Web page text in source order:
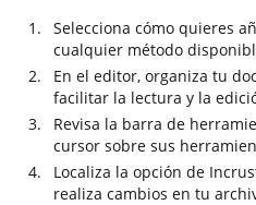
Selecciona cómo quieres
cualquier método
En el editor, organiza tu
facilitar la lectura y la
Revisa la barra de
cursor sobre sus
Localiza la opción de
realiza cambios en tu